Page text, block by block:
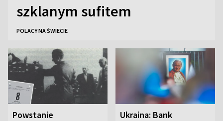
szklanym sufitem
POLACY NA ŚWIECIE
Powstanie
Ukraina: Bank